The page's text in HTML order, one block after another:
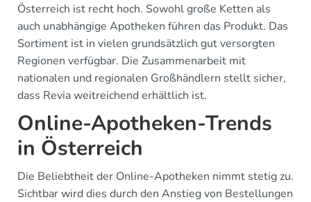
Österreich ist recht hoch. Sowohl große Ketten als
auch unabhängige Apotheken führen das Produkt. Das
Sortiment ist in vielen grundsätzlich gut versorgten
Regionen verfügbar. Die Zusammenarbeit mit
nationalen und regionalen Großhändlern stellt sicher,
dass Revia weitreichend erhältlich ist.
Online-Apotheken-Trends
in Österreich
Die Beliebtheit der Online-Apotheken nimmt stetig zu.
Sichtbar wird dies durch den Anstieg von Bestellungen